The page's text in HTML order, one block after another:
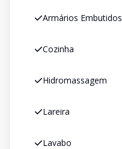
Armários Embutidos
Cozinha
Hidromassagem
Lareira
Lavabo